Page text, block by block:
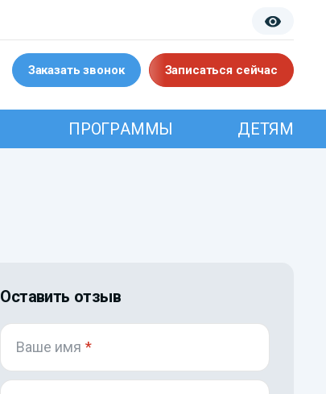
Заказать звонок Записаться сейчас
ПРОГРАММЫ ДЕТЯМ
Оставить отзыв
Ваше имя *